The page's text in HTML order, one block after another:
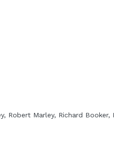
Robert Marley, Richard Booker,